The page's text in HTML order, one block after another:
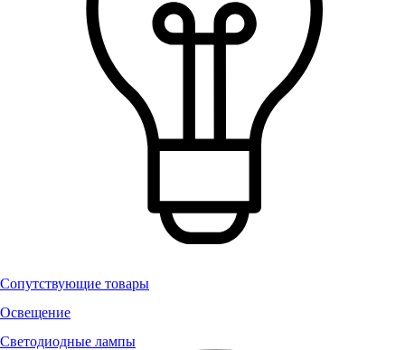
Сопутствующие товары
Освещение
Светодиодные лампы